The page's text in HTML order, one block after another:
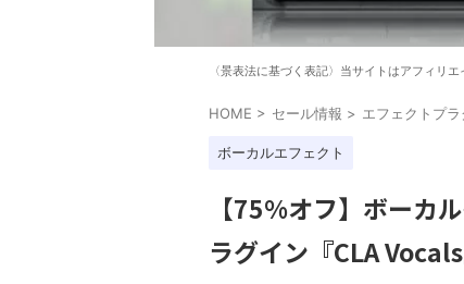
〈景表法に基づく表記〉当サイトはアフィリ
HOME > セール情報 > エフェクトプラ
ボーカルエフェクト
【75%オフ】ボーカ
ラグイン『CLA